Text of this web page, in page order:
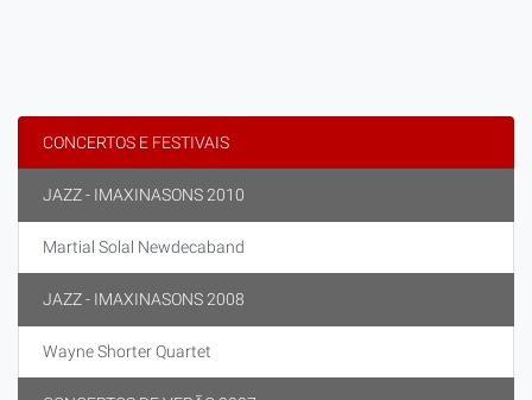
CONCERTOS E FESTIVAIS
JAZZ - IMAXINASONS 2010
Martial Solal Newdecaband
JAZZ - IMAXINASONS 2008
Wayne Shorter Quartet